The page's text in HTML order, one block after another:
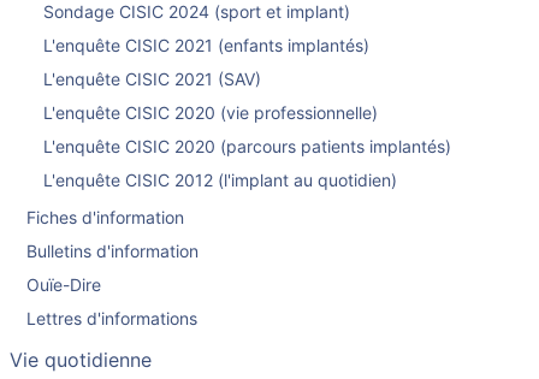
Sondage CISIC 2024 (sport et implant)
L'enquête CISIC 2021 (enfants implantés)
L'enquête CISIC 2021 (SAV)
L'enquête CISIC 2020 (vie professionnelle)
L'enquête CISIC 2020 (parcours patients implantés)
L'enquête CISIC 2012 (l'implant au quotidien)
Fiches d'information
Bulletins d'information
Ouïe-Dire
Lettres d'informations
Vie quotidienne